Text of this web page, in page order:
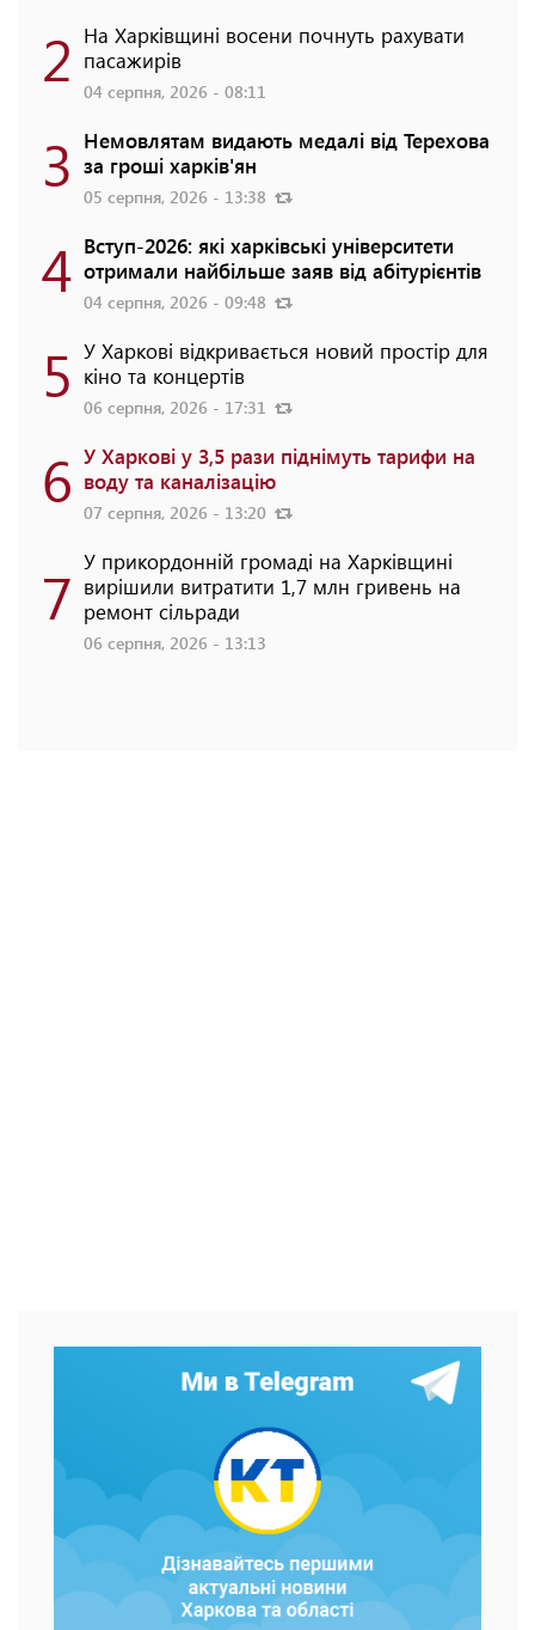
2 На Харківщині восени почнуть рахувати
пасажирів
04 серпня, 2026 - 08:11
3 Немовлятам видають медалі від Терехова
за гроші харків'ян
05 серпня, 2026 - 13:38
4 Вступ-2026: які харківські університети
отримали найбільше заяв від абітурієнтів
04 серпня, 2026 - 09:48
5 У Харкові відкривається новий простір для
кіно та концертів
06 серпня, 2026 - 17:31
6 У Харкові у 3,5 рази піднімуть тарифи на
воду та каналізацію
07 серпня, 2026 - 13:20
7 У прикордонній громаді на Харківщині
вирішили витратити 1,7 млн гривень на
ремонт сільради
06 серпня, 2026 - 13:13